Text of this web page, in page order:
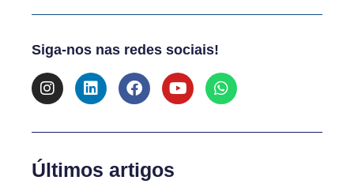
Siga-nos nas redes sociais!
Últimos artigos